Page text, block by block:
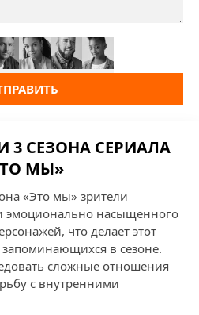
3 СЕЗОНА СЕРИАЛА
МЫ»
«Это мы» зрители
эмоционально насыщенного
что делает этот
в сезоне.
сложные отношения
с внутренними